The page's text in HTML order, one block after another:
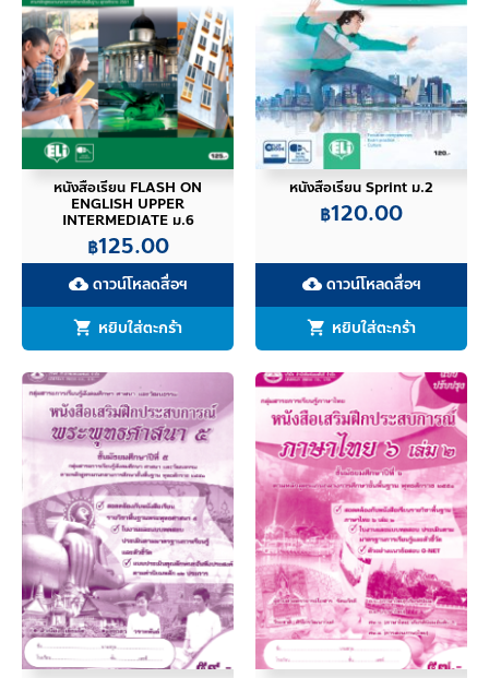
หนังสือเรียน FLASH ON
ENGLISH UPPER
INTERMEDIATE ม.6
฿125.00
cloud_downloadดาวน์โหลดสื่อฯ
หยิบใส่ตะกร้า
หนังสือเรียน Sprint ม.2
฿120.00
cloud_downloadดาวน์โหลดสื่อฯ
หยิบใส่ตะกร้า